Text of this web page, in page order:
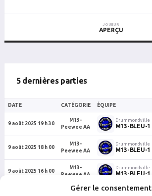
Gérer le consentement
JOUEUR
APERÇU
5 dernières parties
DATE CATÉGORIE ÉQUIPE
9 août 2025 19 h 30
M13-
Peewee AA
Drummondville
M13-BLEU-1
9 août 2025 18 h 00
M13-
Peewee AA
Drummondville
M13-BLEU-1
9 août 2025 16 h 00
M13-
Peewee AA
Drummondville
M13-BLEU-1
M13-
Drummondville